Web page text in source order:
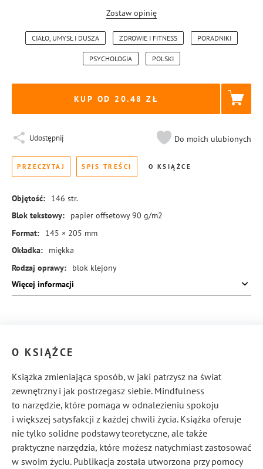
Zostaw opinię
CIAŁO, UMYSŁ I DUSZA ZDROWIE I FITNESS PORADNIKI
PSYCHOLOGIA POLSKI
KUP OD 20.48
Udostępnij Do moich ulubionych
PRZECZYTAJ SPIS TREŚCI O KSIĄŻCE
Objętość: 146 str.
Blok tekstowy:
papier offsetowy 90 g/m2
Format:
145 × 205 mm
Okładka:
miękka
Rodzaj oprawy:
blok klejony
ISBN:
978-83-8414-757-3
Więcej informacji
O KSIĄŻCE
Książka zmieniająca sposób, w jaki patrzysz na świat
zewnętrzny i jak postrzegasz siebie. Mindfulness
to narzędzie, które pomaga w odnalezieniu spokoju
i większej satysfakcji z każdej chwili życia. Książka oferuje
nie tylko solidne podstawy teoretyczne, ale także
praktyczne narzędzia, które możesz natychmiast zastosować
w swoim życiu. Publikacja została utworzona przy pomocy